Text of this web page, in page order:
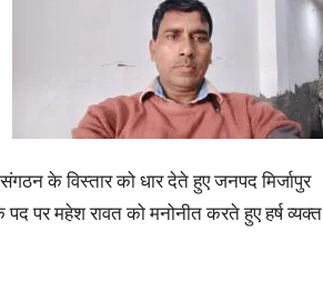
के विस्तार को धार देते हुए जनपद मिर्जापुर
पद पर महेश रावत को मनोनीत करते हुए हर्ष व्यक्त